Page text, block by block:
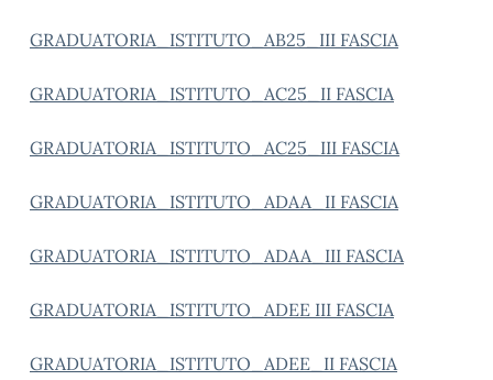
GRADUATORIA_ISTITUTO_AB25_III FASCIA
GRADUATORIA_ISTITUTO_AC25_II FASCIA
GRADUATORIA_ISTITUTO_AC25_III FASCIA
GRADUATORIA_ISTITUTO_ADAA_II FASCIA
GRADUATORIA_ISTITUTO_ADAA_III FASCIA
GRADUATORIA_ISTITUTO_ADEE III FASCIA
GRADUATORIA_ISTITUTO_ADEE_II FASCIA